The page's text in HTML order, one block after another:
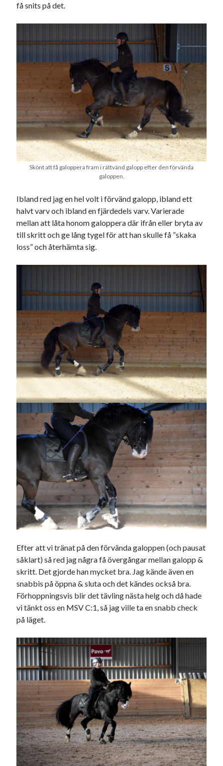
få snits på det.
Skönt att få galoppera fram i rättvänd galopp efter den förvända
galoppen.
Ibland red jag en hel volt i förvänd galopp, ibland ett
halvt varv och ibland en fjärdedels varv. Varierade
mellan att låta honom galoppera där ifrån eller bryta av
till skritt och ge lång tygel för att han skulle få ”skaka
loss” och återhämta sig.
Efter att vi tränat på den förvända galoppen (och pausat
såklart) så red jag några få övergångar mellan galopp &
skritt. Det gjorde han mycket bra. Jag kände även en
snabbis på öppna & sluta och det kändes också bra.
Förhoppningsvis blir det tävling nästa helg och då hade
vi tänkt oss en MSV C:1, så jag ville ta en snabb check
på läget.